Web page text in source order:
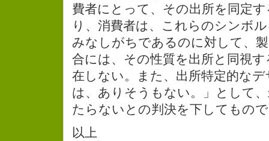
費者にとって、その出所を同定
り、消費者は、これらのシンボ
みなしがちであるのに対して、
合には、その性質を出所と同視
在しない。また、出所特定的な
は、ありそうもない。」として
たらないとの判決を下してもの
以上